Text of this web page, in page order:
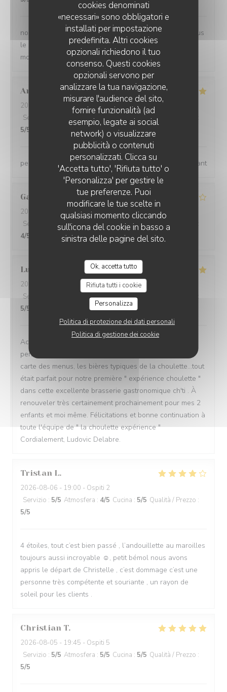
cookies denominati
«necessari» sono obbligatori e
installati per impostazione
predefinita. Altri cookies
opzionali richiedono il tuo
consenso. Questi cookies
opzionali servono per
analizzare la tua navigazione,
misurare l'audience del sito,
fornire funzionalità (ad
esempio, legate ai social
network) o visualizzare
pubblicità o contenuti
personalizzati. Clicca su
'Accetta tutto', 'Rifiuta tutto' o
'Personalizza' per gestire le
tue preferenze. Puoi
modificare le tue scelte in
qualsiasi momento cliccando
sull'icona del cookie in basso a
sinistra delle pagine del sito.
Ok, accetta tutto
Rifiuta tutti i cookie
Personalizza
Politica di protezione dei dati personali
Politica di gestione dei cookie
nous sommes très satisfait et surtout n'hésité pas, je vous
le conseil personnel très à l'écoute des personnes à la
moindre demande
Anne
2026-08-07
- 13:00 - Ospiti 4
Servizio
Atmosfera /5 Cucina : /5 Qualità / Prezzo
5/5
personnel qualifié, très agréable, aimable. repas excellant
Gaetan
2026-08-08
- 13:00 - Ospiti 2
Servizio
/5 Atmosfera: 4 /5 Cucina :4 /5 Qualità / Prezzo
4/5
Ludovic
2026-08-07
- 20:30 - Ospiti 3
Servizio
Atmosfera:5/5 Cucina:5
5/5
Accueil, ambiance, décor, musique de fond,
personnel(serveuse charmante), choix des plats de la
carte des menus, les bières typiques de la choulette...tout
était parfait pour notre première " expérience choulette "
dans cette excellente brasserie gastronomique ch'ti . À
renouveler très certainement prochainement pour mes 2
enfants et moi même. Félicitations et bonne continuation à
toute l'équipe de " la choulette expérience "
Cordialement, Ludovic Delabre.
Tristan L
2026-08-06 - 19:00 - Ospiti 2
Servizio : 5/5 Atmosfera : 4/5 Cucina : 5/5 Qualità / Prezzo :
5/5
4 étoiles, tout c’est bien passé , l’andouillette au maroilles
toujours aussi incroyable ☺️, petit bémol nous avons
appris le départ de Christelle , c’est dommage c’est une
personne très compétente et souriante , un rayon de
soleil pour les clients .
Christian T
2026-08-05 - 19:45 - Ospiti 5
Servizio : 5/5 Atmosfera : 5/5 Cucina : 5/5 Qualità / Prezzo :
5/5